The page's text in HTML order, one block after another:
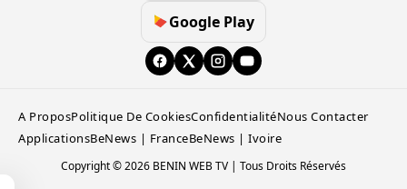
Google Play
A ProposPolitique De CookiesConfidentialitéNous Contacter
ApplicationsBeNews | FranceBeNews | Ivoire
Copyright © 2026 BENIN WEB TV | Tous Droits Réservés